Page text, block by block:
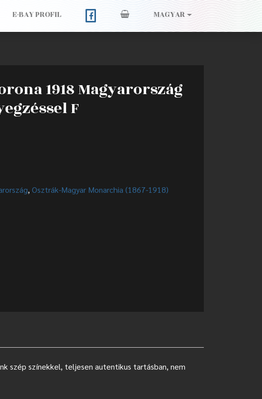
E-BAY PROFIL MAGYAR
1918 Magyarország
F
,Osztrák-Magyar Monarchia (1867-1918)
szép színekkel, teljesen autentikus tartásban, nem